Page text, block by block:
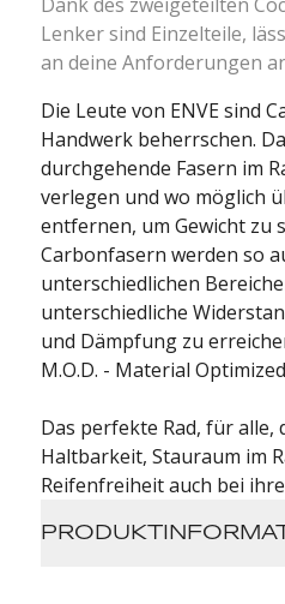
Lenker sind Einzelteile,
an deine Anforderungen
Die Leute von ENVE sind
Handwerk beherrschen.
durchgehende Fasern im
verlegen und wo möglich
entfernen, um Gewicht zu
Carbonfasern werden so
unterschiedlichen
unterschiedliche
und Dämpfung zu
M.O.D. - Material
Das perfekte Rad, für alle,
Haltbarkeit, Stauraum im
Reifenfreiheit auch bei